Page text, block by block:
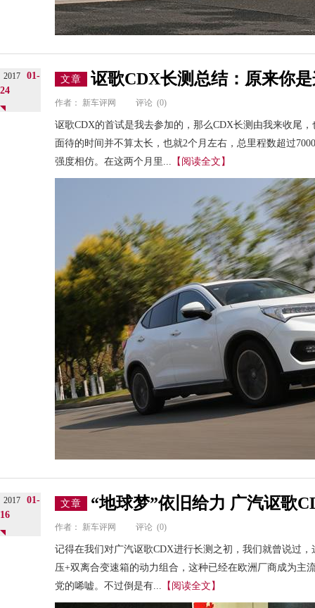
2017
01-
24
文章 讴歌CDX长测总结：原来你
作者： 新车评网 评论 (0)
讴歌CDX的首试是我去参加的，那么CDX长测由我来收尾
面待的时间并不算太长，也就2个月左右，总里程数超过
强度相仿。在这两个月里... 【阅读全文】
2017
01-
16
文章 “地球梦”依旧给力 广汽讴歌
作者： 新车评网 评论 (0)
记得在我们对广汽讴歌CDX进行长测之初，我们就曾说过
压+双离合变速箱的动力组合，这种已经在欧洲厂商成为主
党的唏嘘。不过倒是有... 【阅读全文】